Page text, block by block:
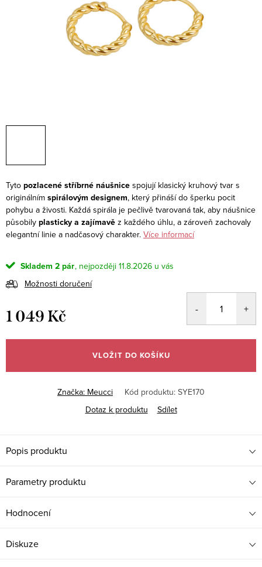
Tyto pozlacené stříbrné náušnice spojují klasický kruhový tvar s
originálním spirálovým designem, který přináší do šperku pocit
pohybu a živosti. Každá spirála je pečlivě tvarovaná tak, aby náušnice
působily plasticky a zajímavě z každého úhlu, a zároveň zachovaly
elegantní linie a nadčasový charakter. Více informací
Skladem 2 pár
11.8.2026
Možnosti doručení
1 049 Kč
cena:
VLOŽIT DO KOŠÍKU
Značka: Meucci Kód produktu: SYE170
Dotaz k produktu
Sdílet
Popis produktu
Parametry produktu
Hodnocení
Diskuze